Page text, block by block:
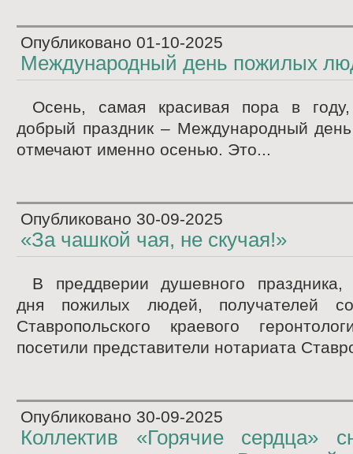
Опубликовано 01-10-2025
Международный день пожилых
Осень, самая красивая пора в
добрый праздник – Международный
отмечают именно осенью. Это...
Опубликовано 30-09-2025
«За чашкой чая, не скучая!»
В преддверии душевного праздника,
дня пожилых людей, получателей
Ставропольского краевого
посетили представители нотариата
Опубликовано 30-09-2025
Коллектив «Горячие сердца»